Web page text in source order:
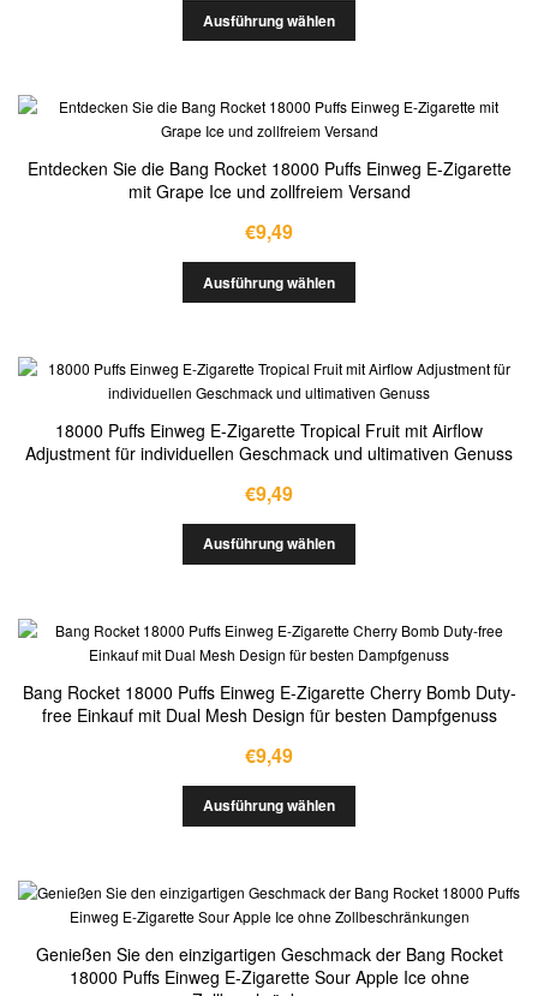
Ausführung wählen
Entdecken Sie die Bang Rocket 18000 Puffs Einweg E-Zigarette
mit Grape Ice und zollfreiem Versand
€9,49
Ausführung wählen
18000 Puffs Einweg E-Zigarette Tropical Fruit mit Airflow
Adjustment für individuellen Geschmack und ultimativen Genuss
€9,49
Ausführung wählen
Bang Rocket 18000 Puffs Einweg E-Zigarette Cherry Bomb Duty-
free Einkauf mit Dual Mesh Design für besten Dampfgenuss
€9,49
Ausführung wählen
Genießen Sie den einzigartigen Geschmack der Bang Rocket
18000 Puffs Einweg E-Zigarette Sour Apple Ice ohne